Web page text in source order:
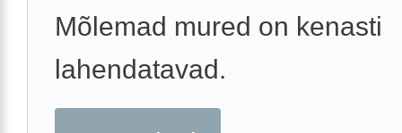
Mõlemad mured on kenasti
lahendatavad.